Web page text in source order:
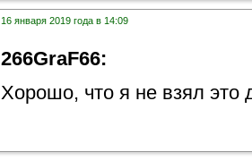
16 января 2019 года в 14:09
266GraF66:
Хорошо, что я не взял это